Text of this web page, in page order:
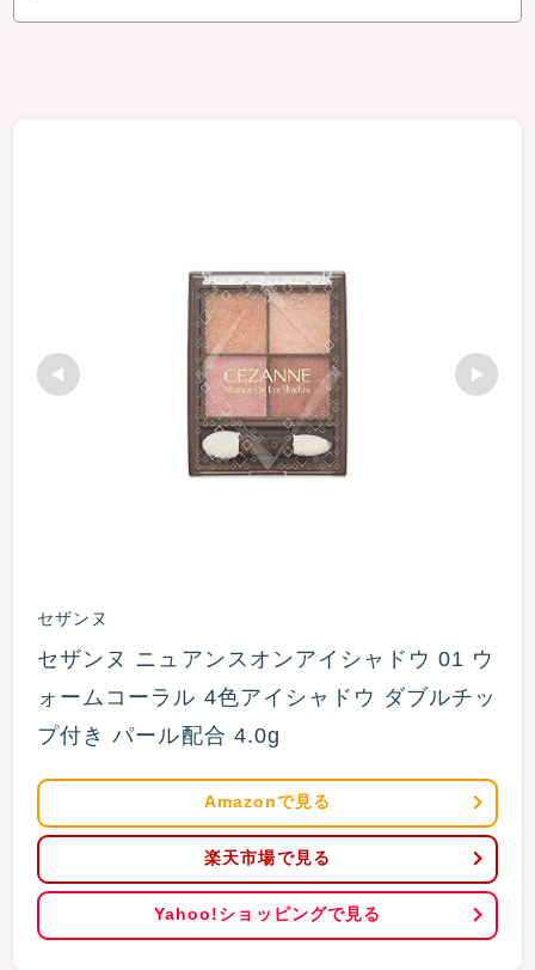
セザンヌ
セザンヌ ニュアンスオンアイシャドウ 01 ウ
ォームコーラル 4色アイシャドウ ダブルチッ
プ付き パール配合 4.0g
Amazonで見る
楽天市場で見る
Yahoo!ショッピングで見る